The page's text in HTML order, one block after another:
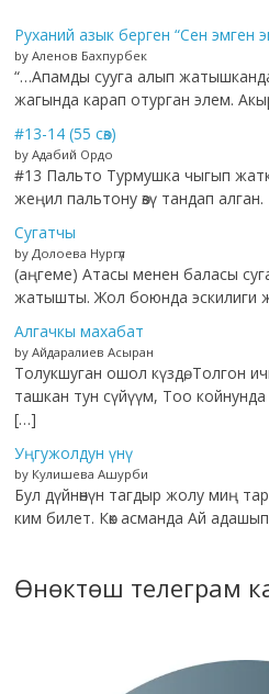
Руханий азык берген “Сен эмген
by Аленов Бахпурбек
“…Апамды сууга алып жатышканда
жагында карап отурган элем.
#13-14 (55 сөз)
by Адабий Ордо
#13 Пальто Турмушка чыгып
жеңил пальтону өзү тандап
Сугатчы
by Долоева Нургүл
(аңгеме) Атасы менен баласы
жатышты. Жол боюнда эскилиги
Алгачкы махабат
by Айдаралиев Асыран
Толукшуган ошол күздө, Толгон
ташкан тун сүйүүм, Тоо
[…]
Уңгужолдун үнү
by Кулишева Ашурби
Бул дүйнөнүн тагдыр жолу миң
ким билет. Көк асманда Ай
Өнөктөш телеграм